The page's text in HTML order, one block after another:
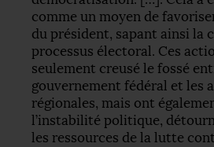
comme un moyen de
du président, sapant ainsi la
processus électoral. Ces
seulement creusé le fossé
gouvernement fédéral et les
régionales, mais ont
l’instabilité politique,
les ressources de la lutte